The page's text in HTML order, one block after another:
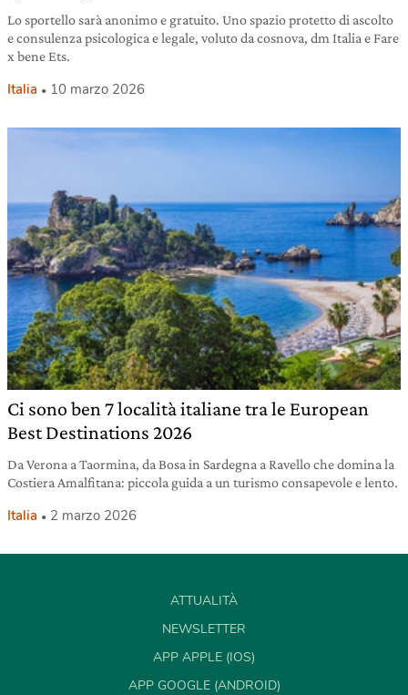
Lo sportello sarà anonimo e gratuito. Uno spazio protetto di ascolto
e consulenza psicologica e legale, voluto da cosnova, dm Italia e Fare
x bene Ets.
Italia 10 marzo 2026
Ci sono ben 7 località italiane tra le European
Best Destinations 2026
Da Verona a Taormina, da Bosa in Sardegna a Ravello che domina la
Costiera Amalfitana: piccola guida a un turismo consapevole e lento.
Italia 2 marzo 2026
ATTUALITÀ
NEWSLETTER
APP APPLE (IOS)
APP GOOGLE (ANDROID)